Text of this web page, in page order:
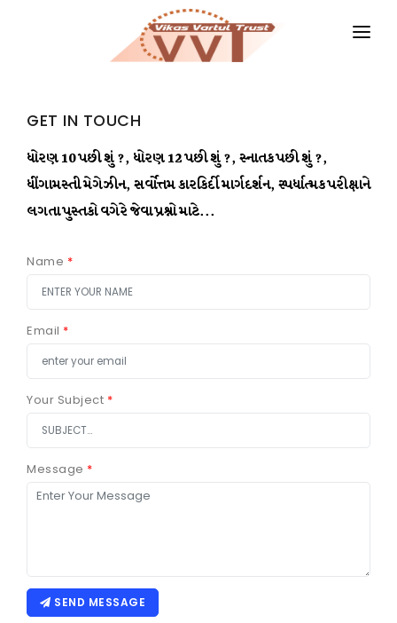
MAGAZINES
GKIQ
JOB ALERT
GALLERY
ABOUT US
CONTACT US
DONATE
GET IN TOUCH
ધોરણ 10 પછી શું ?, ધોરણ 12 પછી શું ?, સ્નાતક પછી શું ?,
ધીંગામસ્તી મેગેઝીન, સર્વોત્તમ કારકિર્દી માર્ગદર્શન, સ્પર્ધાત્મક પરીક્ષાને
લગતા પુસ્તકો વગેરે જેવા પ્રશ્નો માટે...
Name *
Email *
Your Subject *
Message *
SEND MESSAGE